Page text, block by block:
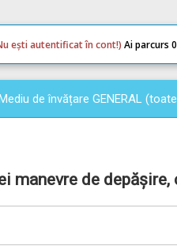
ești autentificat în cont!) Ai parcurs 0
de învățare GENERAL
manevre de